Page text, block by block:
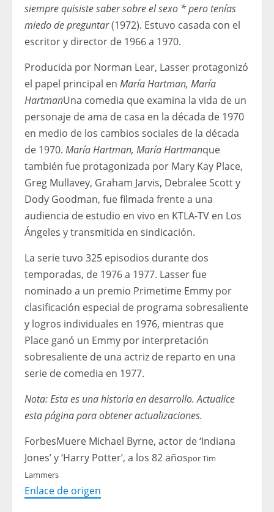
siempre quisiste saber sobre el sexo * pero tenías
miedo de preguntar(1972). Estuvo casada con el
escritor y director de 1966 a 1970.
Producida por Norman Lear, Lasser protagonizó
el papel principal en María Hartman, María
HartmanUna comedia que examina la vida de un
personaje de ama de casa en la década de 1970
en medio de los cambios sociales de la década
de 1970. María Hartman, María Hartmanque
también fue protagonizada por Mary Kay Place,
Greg Mullavey, Graham Jarvis, Debralee Scott y
Dody Goodman, fue filmada frente a una
audiencia de estudio en vivo en KTLA-TV en Los
Ángeles y transmitida en sindicación.
La serie tuvo 325 episodios durante dos
temporadas, de 1976 a 1977. Lasser fue
nominado a un premio Primetime Emmy por
clasificación especial de programa sobresaliente
y logros individuales en 1976, mientras que
Place ganó un Emmy por interpretación
sobresaliente de una actriz de reparto en una
serie de comedia en 1977.
Nota: Esta es una historia en desarrollo. Actualice
esta página para obtener actualizaciones.
ForbesMuere Michael Byrne, actor de ‘Indiana
Jones’ y ‘Harry Potter’, a los 82 añosporTim
Lammers
Enlace de origen